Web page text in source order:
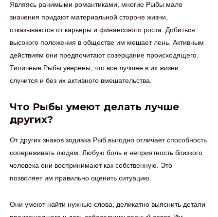
Являясь ранимыми романтиками, многие Рыбы мало
значения придают материальной стороне жизни,
отказываются от карьеры и финансового роста. Добиться
высокого положения в обществе им мешает лень. Активным
действиям они предпочитают созерцание происходящего.
Типичные Рыбы уверены, что все лучшее в их жизни
случится и без их активного вмешательства.
Что Рыбы умеют делать лучше
других?
От других знаков зодиака Рыб выгодно отличает способность
сопереживать людям. Любую боль и неприятность близкого
человека они воспринимают как собственную. Это
позволяет им правильно оценить ситуацию.
Они умеют найти нужные слова, деликатно выяснить детали